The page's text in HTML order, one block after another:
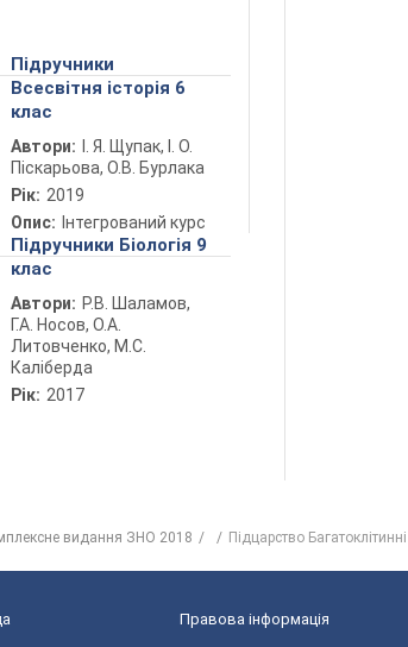
Підручники
Всесвітня історія 6
клас
Автори:
І. Я. Щупак, І. О.
Піскарьова, О.В. Бурлака
Рік: 2019
Опис: Інтегрований курс
Підручники Біологія 9
клас
Автори: Р.В. Шаламов,
Г.А. Носов, О.А.
Литовченко, М.С.
Каліберда
Рік: 2017
видання ЗНО 2018 Підцарство
Правова інформація